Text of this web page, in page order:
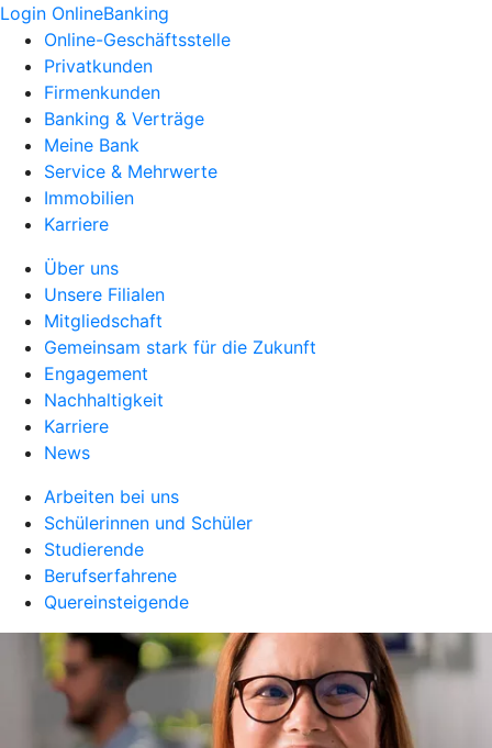
Login OnlineBanking
Online-Geschäftsstelle
Privatkunden
Firmenkunden
Banking & Verträge
Meine Bank
Service & Mehrwerte
Immobilien
Karriere
Über uns
Unsere Filialen
Mitgliedschaft
Gemeinsam stark für die Zukunft
Engagement
Nachhaltigkeit
Karriere
News
Arbeiten bei uns
Schülerinnen und Schüler
Studierende
Berufserfahrene
Quereinsteigende